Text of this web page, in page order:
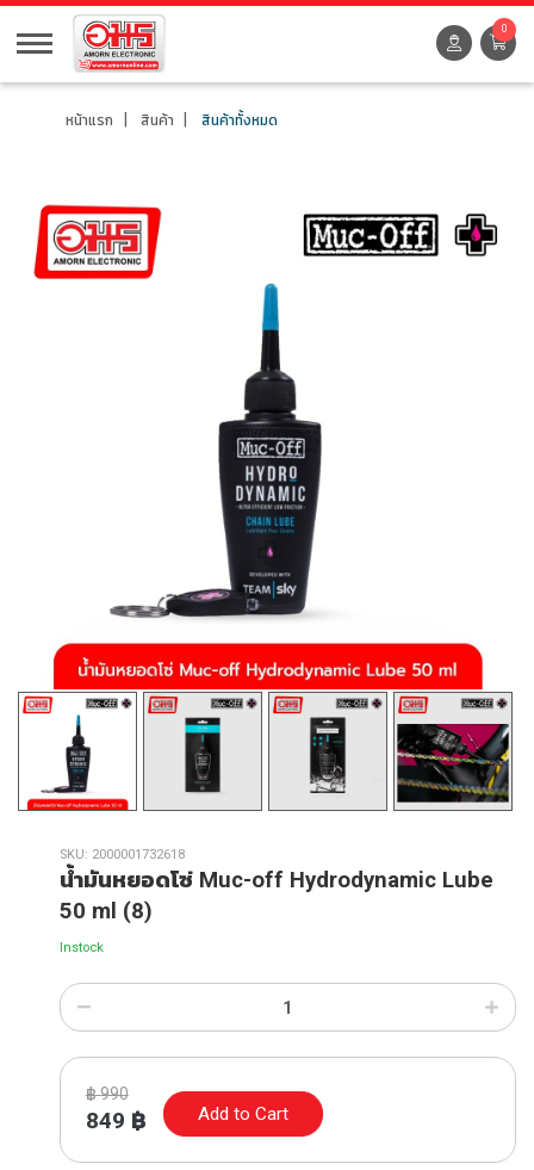
0
หน้าแรก สินค้า สินค้าทั้งหมด
SKU: 2000001732618
น้ำมันหยอดโซ่ Muc-off Hydrodynamic Lube
50 ml (8)
Instock
฿990
849 ฿ Add to Cart